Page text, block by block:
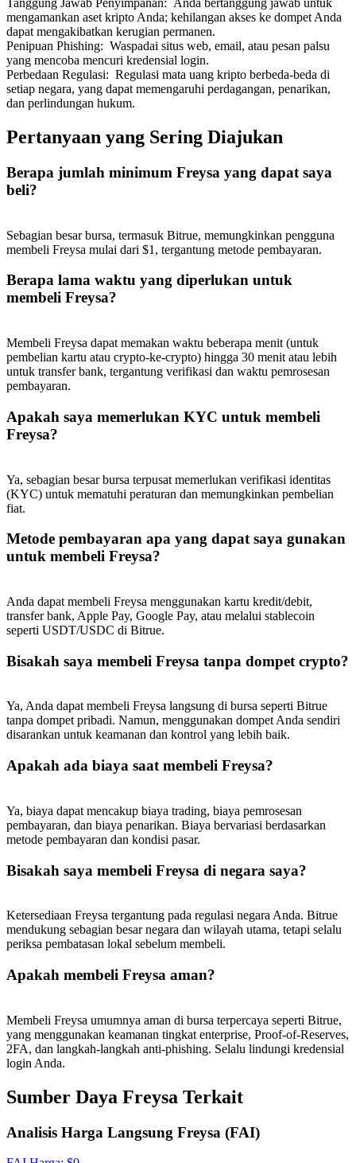
Hingga 65% Komisi!
Referensi
BTC Welcome Rewards
BTC Welcome Rewards
Share 500000 CASHCAT prize pool
Exclusive for BitMart Users
Precious Metals Trading Carnival
Trade Gold & Silver · 33,333 USDT Bonus
USDT New User Exclusive 10% APR
USDT Flexible Staking | Daily Rewards
BTC Flexible Staking | Daily Rewards
Lebih Banyak Acara
Tanggung Jawab Penyimpanan: Anda bertanggung jawab untuk
mengamankan aset kripto Anda; kehilangan akses ke dompet Anda
dapat mengakibatkan kerugian permanen.
Penipuan Phishing: Waspadai situs web, email, atau pesan palsu
yang mencoba mencuri kredensial login.
Perbedaan Regulasi: Regulasi mata uang kripto berbeda-beda di
setiap negara, yang dapat memengaruhi perdagangan, penarikan,
dan perlindungan hukum.
Pertanyaan yang Sering Diajukan
Berapa jumlah minimum Freysa yang dapat saya
beli?
Sebagian besar bursa, termasuk Bitrue, memungkinkan pengguna
membeli Freysa mulai dari $1, tergantung metode pembayaran.
Berapa lama waktu yang diperlukan untuk
membeli Freysa?
Membeli Freysa dapat memakan waktu beberapa menit (untuk
pembelian kartu atau crypto-ke-crypto) hingga 30 menit atau lebih
untuk transfer bank, tergantung verifikasi dan waktu pemrosesan
pembayaran.
Apakah saya memerlukan KYC untuk membeli
Freysa?
Ya, sebagian besar bursa terpusat memerlukan verifikasi identitas
(KYC) untuk mematuhi peraturan dan memungkinkan pembelian
fiat.
Metode pembayaran apa yang dapat saya gunakan
untuk membeli Freysa?
Anda dapat membeli Freysa menggunakan kartu kredit/debit,
transfer bank, Apple Pay, Google Pay, atau melalui stablecoin
seperti USDT/USDC di Bitrue.
Bisakah saya membeli Freysa tanpa dompet crypto?
Ya, Anda dapat membeli Freysa langsung di bursa seperti Bitrue
tanpa dompet pribadi. Namun, menggunakan dompet Anda sendiri
disarankan untuk keamanan dan kontrol yang lebih baik.
Apakah ada biaya saat membeli Freysa?
Ya, biaya dapat mencakup biaya trading, biaya pemrosesan
pembayaran, dan biaya penarikan. Biaya bervariasi berdasarkan
metode pembayaran dan kondisi pasar.
Bisakah saya membeli Freysa di negara saya?
Ketersediaan Freysa tergantung pada regulasi negara Anda. Bitrue
mendukung sebagian besar negara dan wilayah utama, tetapi selalu
periksa pembatasan lokal sebelum membeli.
Apakah membeli Freysa aman?
Membeli Freysa umumnya aman di bursa terpercaya seperti Bitrue,
yang menggunakan keamanan tingkat enterprise, Proof-of-Reserves,
2FA, dan langkah-langkah anti-phishing. Selalu lindungi kredensial
login Anda.
Sumber Daya Freysa Terkait
Analisis Harga Langsung Freysa (FAI)